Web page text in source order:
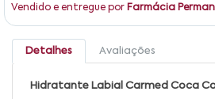
Vendido e entregue por Farmácia
Detalhes Avaliações
Hidratante Labial Carmed Coca